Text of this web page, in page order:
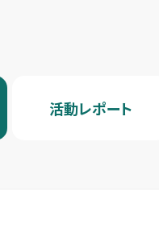
活動レポート